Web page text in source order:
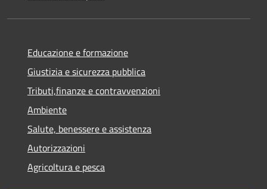
Educazione e formazione
Giustizia e sicurezza pubblica
Tributi,finanze e contravvenzioni
Ambiente
Salute, benessere e assistenza
Autorizzazioni
Agricoltura e pesca